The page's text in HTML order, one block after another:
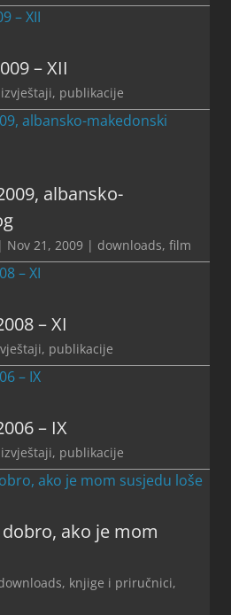
– XII
izvještaji, publikacije
albansko-
| Nov 21, 2009 | downloads,film
– XI
, publikacije
– IX
izvještaji, publikacije
ako je mom
, knjige i priručnici,